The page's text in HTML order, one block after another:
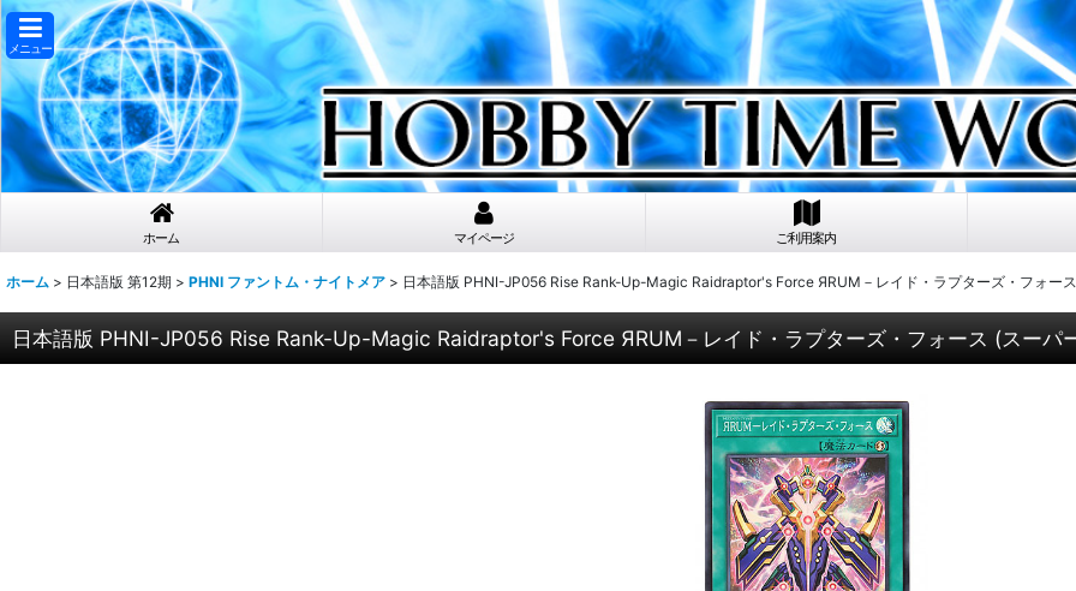
メニュー
ホーム マイページ ご利用案内
ホーム > 日本語版 第12期 > PHNI ファントム・ナイトメア > 日本語版 PHNI-JP056 Rise Rank-Up-Magic Raidraptor's Force ЯRUM－レイド・ラプターズ・フォー
日本語版 PHNI-JP056 Rise Rank-Up-Magic Raidraptor's Force ЯRUM－レイド・ラプターズ・フォース (スーパ